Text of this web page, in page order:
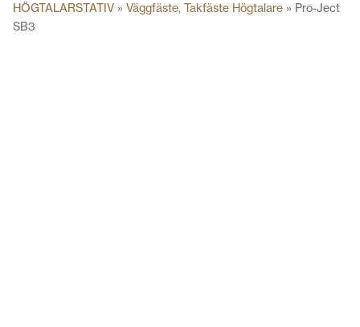
HÖGTALARSTATIV » Väggfäste, Takfäste Högtalare » Pro-Ject
SB3